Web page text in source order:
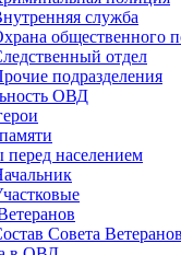
служба
общественного
отдел
подразделения
ОВД
перед населением
Совета Ветеранов